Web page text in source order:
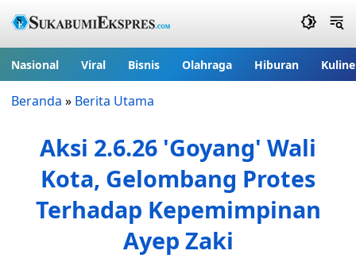
Nasional Viral Bisnis Olahraga Hiburan
Beranda » Berita Utama
Aksi 2.6.26 'Goyang' Wali
Kota, Gelombang Protes
Terhadap Kepemimpinan
Ayep Zaki